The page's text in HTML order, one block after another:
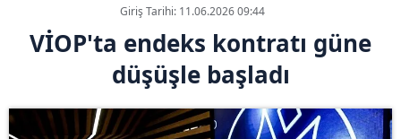
Giriş Tarihi: 11.06.2026 09:44
VİOP'ta endeks kontratı güne
düşüşle başladı